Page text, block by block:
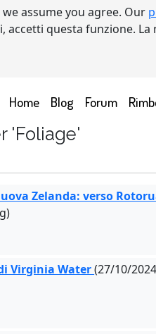
assume you agree. Our
accetti questa funzione. La
Home(current)
Blog Forum
'Foliage'
Zelanda: verso
Virginia Water(27/10/